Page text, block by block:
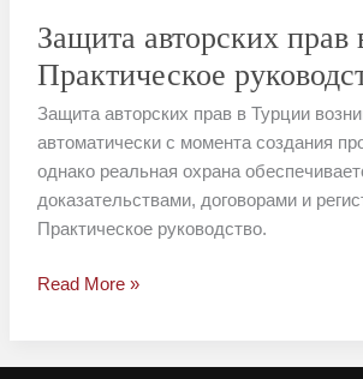
Защита авторских прав
Практическое
Защита авторских прав в Турции
автоматически с момента создания
однако реальная охрана
доказательствами, договорами и
Практическое руководство.
Read More »